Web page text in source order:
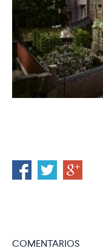
COMENTARIOS